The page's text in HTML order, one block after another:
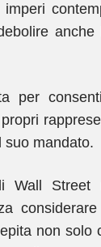
per
suo mandato.
Wall Street
non solo